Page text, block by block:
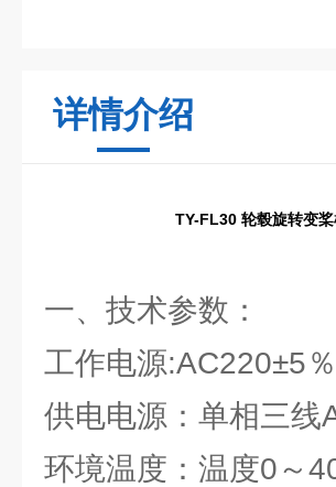
详情介绍
TY-FL30 轮毂旋转变
一、技术参数：
工作电源:AC220±5
供电电源：单相三线
环境温度：温度0～